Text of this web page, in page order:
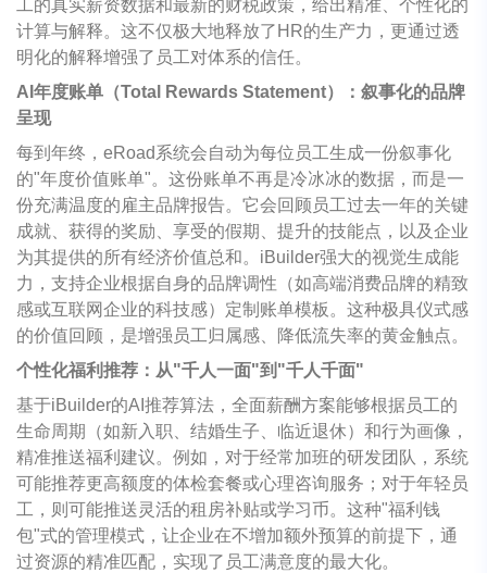
工的真实薪资数据和最新的财税政策，给出精准、个性化的
计算与解释。这不仅极大地释放了HR的生产力，更通过透
明化的解释增强了员工对体系的信任。
AI 年度账单（Total Rewards Statement）：叙事化的品牌
呈现
每到年终，eRoad系统会自动为每位员工生成一份叙事化
的"年度价值账单"。这份账单不再是冷冰冰的数据，而是一
份充满温度的雇主品牌报告。它会回顾员工过去一年的关键
成就、获得的奖励、享受的假期、提升的技能点，以及企业
为其提供的所有经济价值总和。iBuilder强大的视觉生成能
力，支持企业根据自身的品牌调性（如高端消费品牌的精致
感或互联网企业的科技感）定制账单模板。这种极具仪式感
的价值回顾，是增强员工归属感、降低流失率的黄金触点。
个性化福利推荐：从"千人一面"到"千人千面"
基于iBuilder的AI推荐算法，全面薪酬方案能够根据员工的
生命周期（如新入职、结婚生子、临近退休）和行为画像，
精准推送福利建议。例如，对于经常加班的研发团队，系统
可能推荐更高额度的体检套餐或心理咨询服务；对于年轻员
工，则可能推送灵活的租房补贴或学习币。这种"福利钱
包"式的管理模式，让企业在不增加额外预算的前提下，通
过资源的精准匹配，实现了员工满意度的最大化。